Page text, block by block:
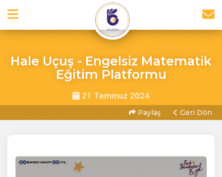
Hale Uçuş - Engelsiz Matematik
Eğitim Platformu
21 Temmuz 2024
Paylaş Geri Dön